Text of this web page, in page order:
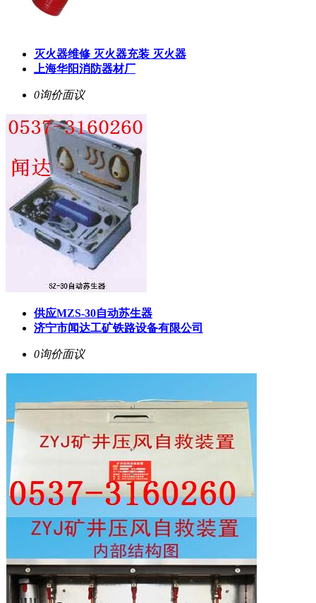
灭火器维修 灭火器充装 灭火器
上海华阳消防器材厂
0询价面议
供应MZS-30自动苏生器
济宁市闻达工矿铁路设备有限公司
0询价面议